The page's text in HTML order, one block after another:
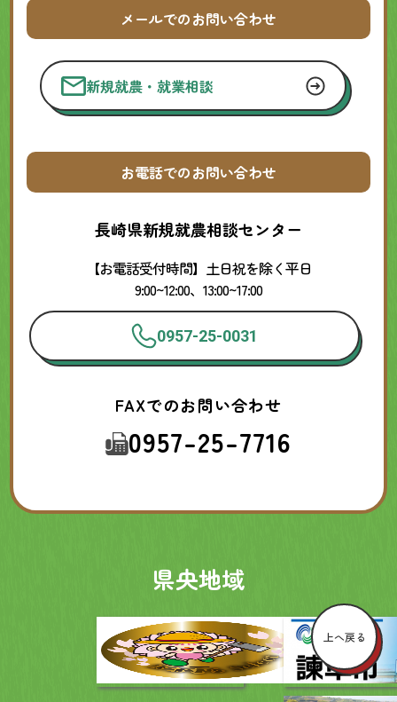
メールでのお問い合わせ
新規就農・就業相談
お電話でのお問い合わせ
長崎県新規就農相談センター
【お電話受付時間】土日祝を除く平日
9:00~12:00、13:00~17:00
0957-25-0031
FAXでのお問い合わせ
0957-25-7716
県央地域
上へ戻る